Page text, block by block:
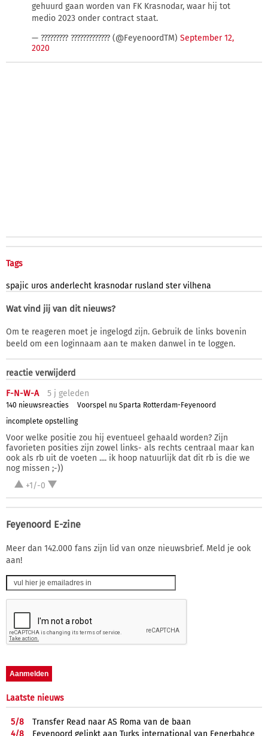
gehuurd gaan worden van FK Krasnodar, waar hij tot
medio 2023 onder contract staat.
— ????????? ????????????? (@FeyenoordTM) September 12,
2020
Tags
spajic uros anderlecht krasnodar rusland ster vilhena
Wat vind jij van dit nieuws?
Om te reageren moet je ingelogd zijn. Gebruik de links bovenin
beeld om een loginnaam aan te maken danwel in te loggen.
reactie verwijderd
F-N-W-A 5 j geleden
140 nieuwsreacties
Voorspel nu Sparta Rotterdam-Feyenoord
incomplete opstelling
Voor welke positie zou hij eventueel gehaald worden? Zijn
favorieten posities zijn zowel links- als rechts centraal maar kan
ook als rb uit de voeten .... ik hoop natuurlijk dat dit rb is die we
nog missen ;-))
+1/-0
Feyenoord E-zine
Meer dan 142.000 fans zijn lid van onze nieuwsbrief. Meld je ook
aan!
Laatste nieuws
5/8
Transfer Read naar AS Roma van de baan
4/8
Feyenoord gelinkt aan Turks international van Fenerbahçe